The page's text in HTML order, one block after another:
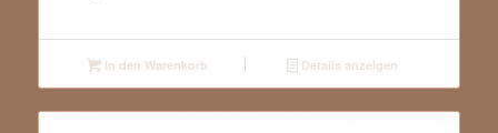
In den Warenkorb Details anzeigen